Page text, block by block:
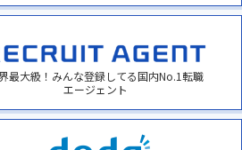
最大級！みんな登録してる国内No.1転職
エージェント